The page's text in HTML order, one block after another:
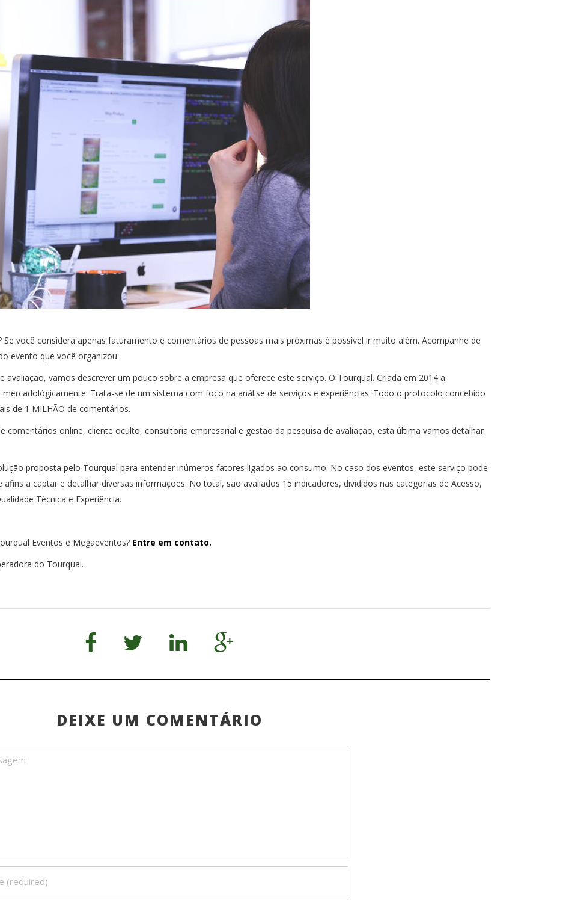
você considera apenas faturamento e comentários de pessoas mais próximas é possível ir muito além. Acompanhe de
evento que você organizou.
avaliação, vamos descrever um pouco sobre a empresa que oferece este serviço. O Tourqual. Criada em 2014 a
Trata-se de um sistema com foco na análise de serviços e experiências. Todo o protocolo concebido
de 1 MILHÃO de comentários.
comentários online, cliente oculto, consultoria empresarial e gestão da pesquisa de avaliação, esta última vamos detalhar
proposta pelo Tourqual para entender inúmeros fatores ligados ao consumo. No caso dos eventos, este serviço pode
a captar e detalhar diversas informações. No total, são avaliados 15 indicadores, divididos nas categorias de Acesso,
Técnica e Experiência.
Eventos e Megaeventos? Entre em contato.
do Tourqual.
DEIXE UM COMENTÁRIO